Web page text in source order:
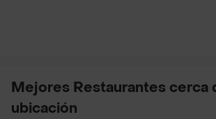
Mejores Restaurantes cerca
ubicación